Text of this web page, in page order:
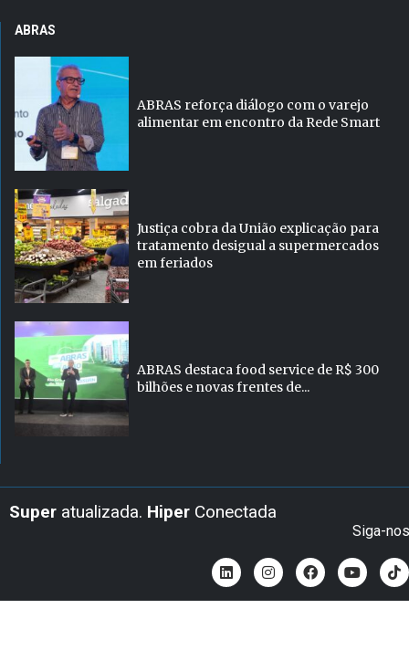
ABRAS
ABRAS reforça diálogo com o varejo
alimentar em encontro da Rede Smart
Justiça cobra da União explicação para
tratamento desigual a supermercados
em feriados
ABRAS destaca food service de R$ 300
bilhões e novas frentes de...
Super atualizada. Hiper Conectada
Siga-nos